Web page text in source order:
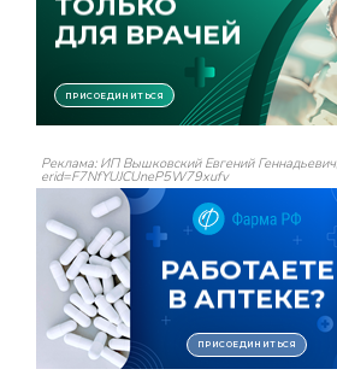
Реклама: ИП Вышковский Евгений
erid=F7NfYUJCUneP5W79xufv